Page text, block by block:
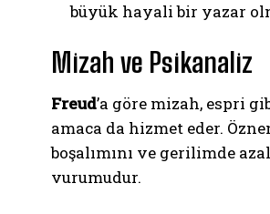
büyük hayali bir yazar
Mizah ve Psikanaliz
Freud’a göre mizah, espri
amaca da hizmet eder.
boşalımını ve gerilimde
vurumudur.